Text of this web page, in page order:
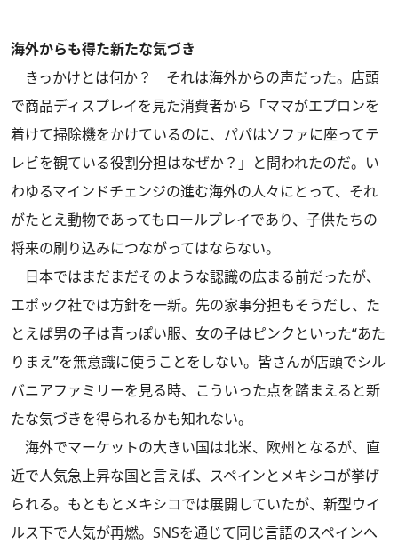
海外からも得た新たな気づき
きっかけとは何か？ それは海外からの声だった。店頭
で商品ディスプレイを見た消費者から「ママがエプロンを
着けて掃除機をかけているのに、パパはソファに座ってテ
レビを観ている役割分担はなぜか？」と問われたのだ。い
わゆるマインドチェンジの進む海外の人々にとって、それ
がたとえ動物であってもロールプレイであり、子供たちの
将来の刷り込みにつながってはならない。
日本ではまだまだそのような認識の広まる前だったが、
エポック社では方針を一新。先の家事分担もそうだし、た
とえば男の子は青っぽい服、女の子はピンクといった“あた
りまえ”を無意識に使うことをしない。皆さんが店頭でシル
バニアファミリーを見る時、こういった点を踏まえると新
たな気づきを得られるかも知れない。
海外でマーケットの大きい国は北米、欧州となるが、直
近で人気急上昇な国と言えば、スペインとメキシコが挙げ
られる。もともとメキシコでは展開していたが、新型ウイ
ルス下で人気が再燃。SNSを通じて同じ言語のスペインへ